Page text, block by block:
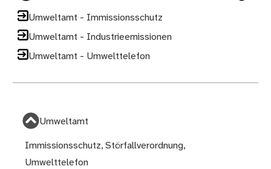
Umweltamt - Immissionsschutz
Umweltamt - Industrieemissionen
Umweltamt - Umwelttelefon
Umweltamt
Immissionsschutz, Störfallverordnung,
Umwelttelefon